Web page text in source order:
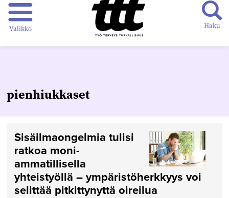
Valikko Haku
pienhiukkaset
Sisäilmaongelmia tulisi
ratkoa moni­
ammatillisella
yhteistyöllä – ympäristö­herkkyys voi
selittää pitkittynyttä oireilua